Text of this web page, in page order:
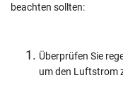
beachten sollten:
Überprüfen Sie
um den Luftstrom